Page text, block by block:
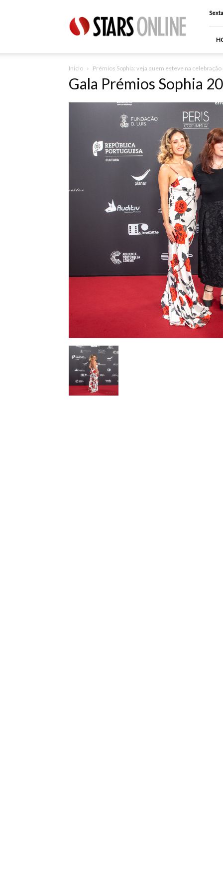
Online
Inicio Prémios Sophia: veja quem esteve na
Gala Prémios Sophia